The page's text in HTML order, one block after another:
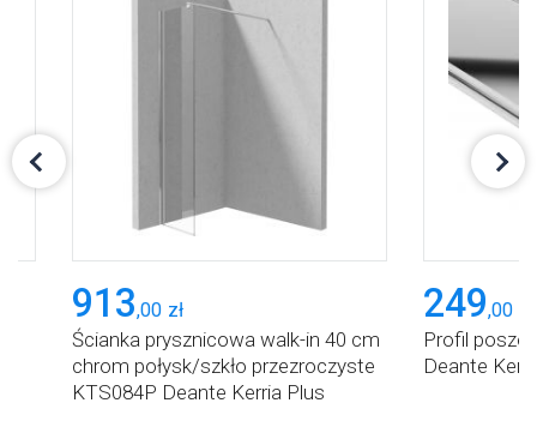
913,00 zł
Ścianka prysznicowa walk-in 40 cm
chrom połysk/szkło przezroczyste
KTS084P Deante Kerria Plus
249,00
Profil
Deante